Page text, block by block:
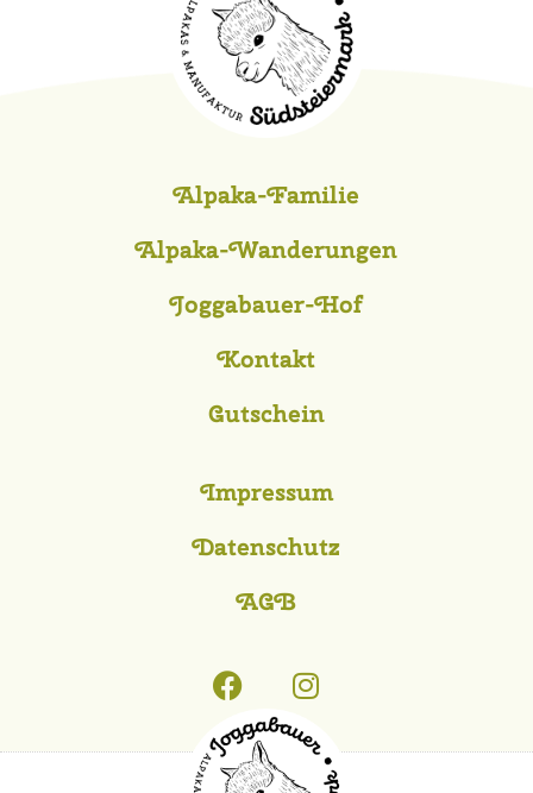
Alpaka-Familie
Alpaka-Wanderungen
Joggabauer-Hof
Kontakt
Gutschein
Impressum
Datenschutz
AGB